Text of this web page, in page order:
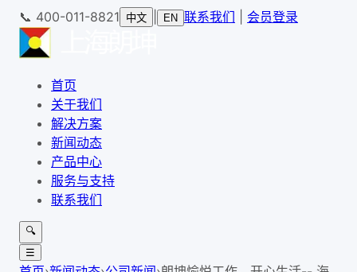
📞 400-011-8821 中文 EN 联系我们 会员登录
首页
关于我们
解决方案
新闻动态
产品中心
服务与支持
联系我们
🔍
☰